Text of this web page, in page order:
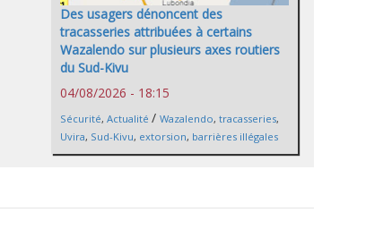
Des usagers dénoncent des
tracasseries attribuées à certains
Wazalendo sur plusieurs axes routiers
du Sud-Kivu
04/08/2026 - 18:15
Sécurité, Actualité / Wazalendo, tracasseries,
Uvira, Sud-Kivu, extorsion, barrières illégales